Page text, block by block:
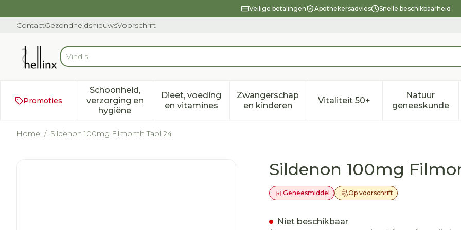
Veilige betalingen Apothekersadvies Snelle beschikbaarheid
ContactGezondheidsnieuwsVoorschrift
Product, merk, categorie...
Vind snel wondv
Promoties
Schoonheid,
verzorging en
hygiëne
Toon submenu voor Schoonheid, verzorging en hygiëne categorie
Dieet, voeding
en vitaminesToon submenu voor Dieet, voeding en vitamines categorie
Zwangerschap
en kinderenToon submenu voor Zwangerschap en
Vitaliteit 50+Toon submenu voor
Natuur
geneeskunde
Toon
Home / Sildenon 100mg Filmomh Tabl 24
Sildenon 100mg Filmomh Tabl 24Sildenon 100mg
Op voorschrift
Geneesmiddel
Niet beschikbaar